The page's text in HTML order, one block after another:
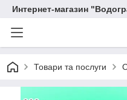
Интернет-магазин
Товари та послуги